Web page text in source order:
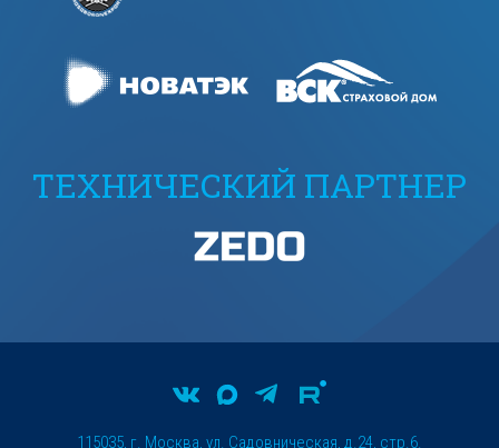
ТЕХНИЧЕСКИЙ ПАРТНЕР
115035, г. Москва, ул. Садовническая, д.24, стр.6.